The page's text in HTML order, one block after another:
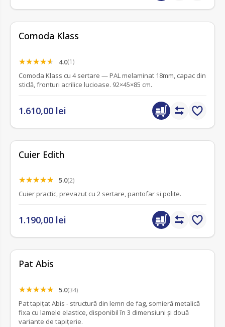
Comoda Klass
4.0(1)
Comoda Klass cu 4 sertare — PAL melaminat 18mm, capac din
sticlă, fronturi acrilice lucioase. 92×45×85 cm.
1.610,00 lei
Cuier Edith
5.0(2)
Cuier practic, prevazut cu 2 sertare, pantofar si polite.
1.190,00 lei
Pat Abis
5.0(34)
Pat tapițat Abis - structură din lemn de fag, somieră metalică
fixa cu lamele elastice, disponibil în 3 dimensiuni și două
variante de tapițerie.